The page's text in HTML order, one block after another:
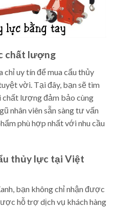
chất lượng
uy tín để mua cẩu thủy
vời. Tại đây, bạn sẽ tìm
chất lượng đảm bảo cùng
nhân viên sẵn sàng tư vấn
phù hợp nhất với nhu cầu
thủy lực tại Việt
bạn không chỉ nhận được
hỗ trợ dịch vụ khách hàng